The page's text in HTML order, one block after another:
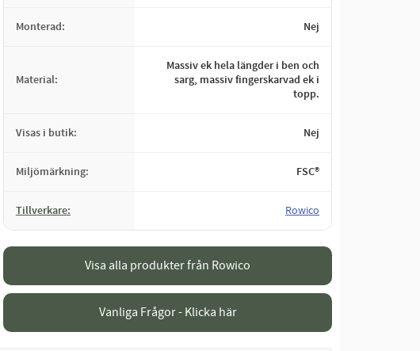
Monterad Nej
Material
Massiv ek hela längder i ben och
sarg, massiv fingerskarvad ek i
topp.
Visas i butik Nej
Miljömärkning FSC®
Tillverkare Rowico
Visa alla produkter från Rowico
Vanliga Frågor - Klicka här